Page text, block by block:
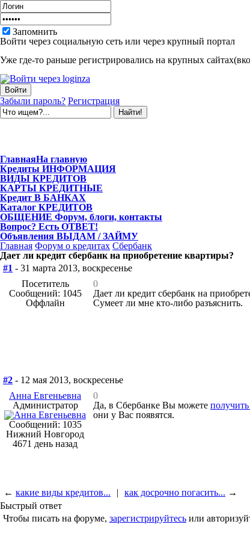
Запомнить
Войти через социальную сеть или через крупный портал
Уже где-то раньше регистрировались на крупных
Забыли пароль? Регистрация
ГлавнаяНа главную
Кредиты ИНФОРМАЦИЯ
ВИДЫ КРЕДИТОВ
КАРТЫ КРЕДИТНЫЕ
Кредит В БАНКАХ
Каталог КРЕДИТОВ
ОБЩЕНИЕ Форум, блоги, контакты
Вопрос? Есть ОТВЕТ!
Объявления ВЫДАМ / ЗАЙМУ
Главная Форум о кредитах Сбербанк
Дает ли кредит сбербанк на приобретение квартиры?
#1 - 31 марта 2013, воскресенье
Посетитель
Сообщений: 1045
Оффлайн
0
Дает ли кредит сбербанк на
Сумеет ли мне кто-либо разъяснить.
#2 - 12 мая 2013, воскресенье
Анна Евгеньевна
Администратор
Сообщений: 1035
Нижний Новгород
4671 день назад
0
Да, в Сбербанке Вы можете
они у Вас появятся.
← какие виды кредитов... | как досрочно погасить... →
Быстрый ответ
Чтобы писать на форуме, зарегистрируйтесь или